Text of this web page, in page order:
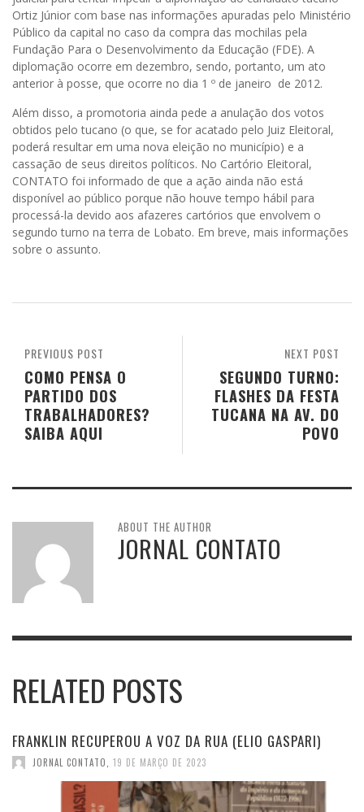
Ortiz Júnior com base nas informações apuradas pelo Ministério
Público da capital no caso da compra das mochilas pela
Fundação Para o Desenvolvimento da Educação (FDE). A
diplomação ocorre em dezembro, sendo, portanto, um ato
anterior à posse, que ocorre no dia 1 º de janeiro de 2012.
Além disso, a promotoria ainda pede a anulação dos votos
obtidos pelo tucano (o que, se for acatado pelo Juiz Eleitoral,
poderá resultar em uma nova eleição no município) e a
cassação de seus direitos políticos. No Cartório Eleitoral,
CONTATO foi informado de que a ação ainda não está
disponível ao público porque não houve tempo hábil para
processá-la devido aos afazeres cartórios que envolvem o
segundo turno na terra de Lobato. Em breve, mais informações
sobre o assunto.
NEXT POST
SEGUNDO TURNO:
FLASHES DA FESTA
TUCANA NA AV. DO
POVO
PREVIOUS POST
COMO PENSA O
PARTIDO DOS
TRABALHADORES?
SAIBA AQUI
ABOUT THE AUTHOR
JORNAL CONTATO
RELATED POSTS
FRANKLIN RECUPEROU A VOZ DA RUA (ELIO GASPARI)
JORNAL CONTATO 19 DE MARÇO DE 2023